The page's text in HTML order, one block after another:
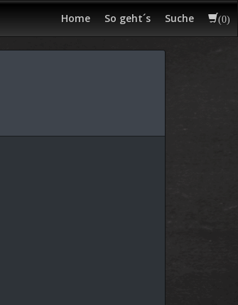
Home So geht´s Suche (0)